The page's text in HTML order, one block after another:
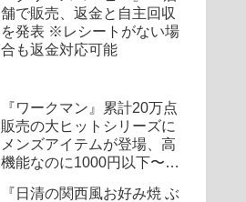
舗で販売、返金と自主回収
を発表 ※レシートがない場
合も返金対応可能
『ワークマン』累計20万点
販売の大ヒットシリーズに
メンズアイテムが登場、高
機能なのに1000円以下〜の
『日清の関西風お好み焼 ぶ